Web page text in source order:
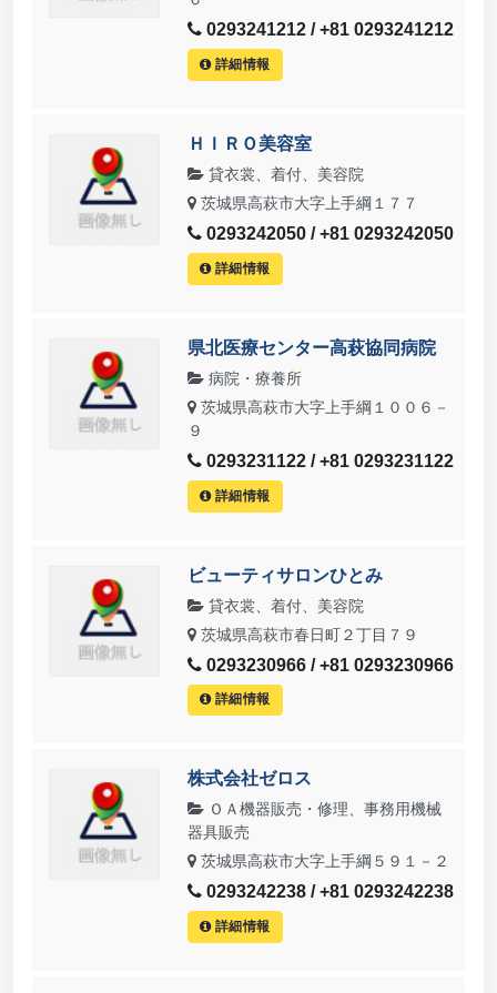
0293241212 / +81 0293241212
詳細情報
ＨＩＲＯ美容室
貸衣裳、着付、美容院
茨城県高萩市大字上手綱１７７
0293242050 / +81 0293242050
詳細情報
県北医療センター高萩協同病院
病院・療養所
茨城県高萩市大字上手綱１００６－
９
0293231122 / +81 0293231122
詳細情報
ビューティサロンひとみ
貸衣裳、着付、美容院
茨城県高萩市春日町２丁目７９
0293230966 / +81 0293230966
詳細情報
株式会社ゼロス
ＯＡ機器販売・修理、事務用機械
器具販売
茨城県高萩市大字上手綱５９１－２
0293242238 / +81 0293242238
詳細情報